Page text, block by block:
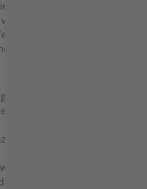
etwaiger
der Kaufsache
oder Schuldnerverzug geraten
wie sie auf der Website und in
Umsatzsteuer ist
der Waren und/oder Waren
einschließlich Verladung im
Sofern der Kunde es